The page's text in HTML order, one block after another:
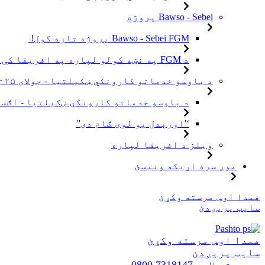
Bawso - Sebei پروژه
Bawso - Sebei FGM پروژه تازه کول!
د FGM په نښه کولو لپاره په افریقا کې د ټولنو سره نښلول
د باوسو خدماتو کارونکي ښکیلتیا - جولای ۲۰۲۵
د باوسو خدماتو کارونکي ښکیلتیا - اګست
‘'اورېدل یو لوی ګام دی'’
ویلز د افریقا لپاره
موږ سره اړیکه ونیسئ
منځپانګې
ته
شئ
همدا اوس مرسته وکړئ
سایټ پریږدئ
همدا اوس مرسته وکړئ
سایټ پریږدئ